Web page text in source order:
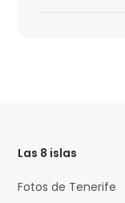
Las 8 islas
Fotos de Tenerife